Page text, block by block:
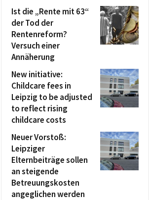
Ist die „Rente mit 63“
der Tod der
Rentenreform?
Versuch einer
Annäherung
New initiative:
Childcare fees in
Leipzig to be adjusted
to reflect rising
childcare costs
Neuer Vorstoß:
Leipziger
Elternbeiträge sollen
an steigende
Betreuungskosten
angeglichen werden